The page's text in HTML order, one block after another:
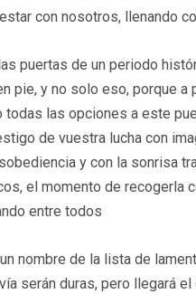
con nosotros, llenando
puertas de un periodo
pie, y no solo eso, porque a
las opciones a este
de vuestra lucha con
y con la sonrisa
el momento de recogerla
entre todos
nombre de la lista de
serán duras, pero llegará el